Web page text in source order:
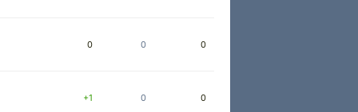
0 0 0
+1 0 0